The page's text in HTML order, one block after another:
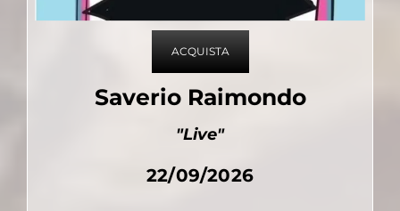
ACQUISTA
Saverio Raimondo
"Live"
22/09/2026